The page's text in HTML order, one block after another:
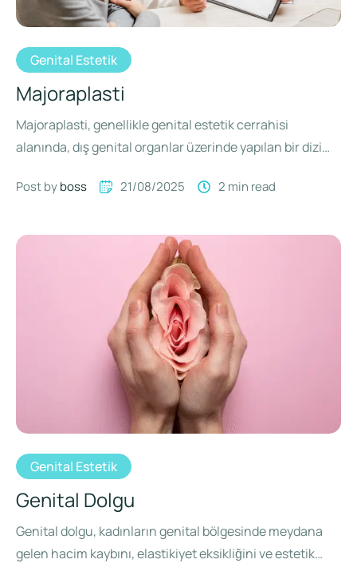
Genital Estetik
Majoraplasti
Majoraplasti, genellikle genital estetik cerrahisi
alanında, dış genital organlar üzerinde yapılan bir dizi
Post by boss 21/08/2025 2 min read
Genital Estetik
Genital Dolgu
Genital dolgu, kadınların genital bölgesinde meydana
gelen hacim kaybını, elastikiyet eksikliğini ve estetik